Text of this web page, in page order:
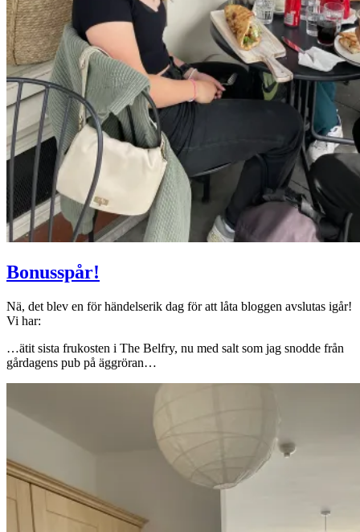
Bonusspår!
Nä, det blev en för händelserik dag för att låta bloggen avslutas igår!
Vi har:
…ätit sista frukosten i The Belfry, nu med salt som jag snodde från
gårdagens pub på äggröran…